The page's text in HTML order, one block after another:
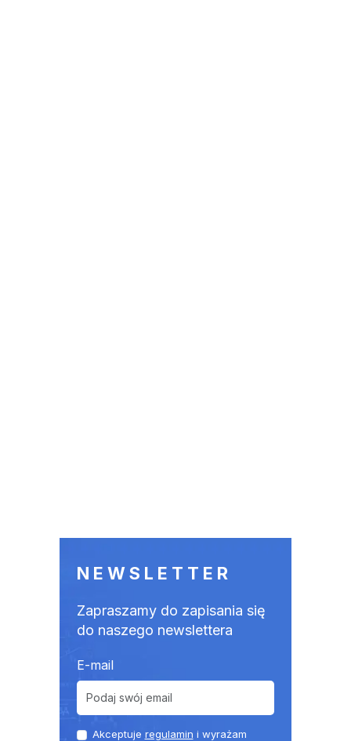
NEWSLETTER
Zapraszamy do zapisania się
do naszego newslettera
E-mail
Akceptuje regulamin i wyrażam